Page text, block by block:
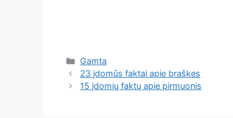
Kategorijos
Gamta
23 įdomūs faktai apie braškes
15 įdomių faktų apie pirmuonis